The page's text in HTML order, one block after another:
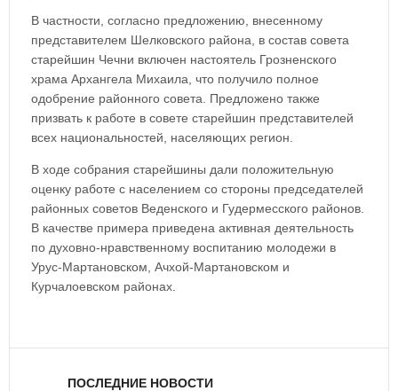
В частности, согласно предложению, внесенному
представителем Шелковского района, в состав совета
старейшин Чечни включен настоятель Грозненского
храма Архангела Михаила, что получило полное
одобрение районного совета. Предложено также
призвать к работе в совете старейшин представителей
всех национальностей, населяющих регион.
В ходе собрания старейшины дали положительную
оценку работе с населением со стороны председателей
районных советов Веденского и Гудермесского районов.
В качестве примера приведена активная деятельность
по духовно-нравственному воспитанию молодежи в
Урус-Мартановском, Ачхой-Мартановском и
Курчалоевском районах.
ПОСЛЕДНИЕ НОВОСТИ